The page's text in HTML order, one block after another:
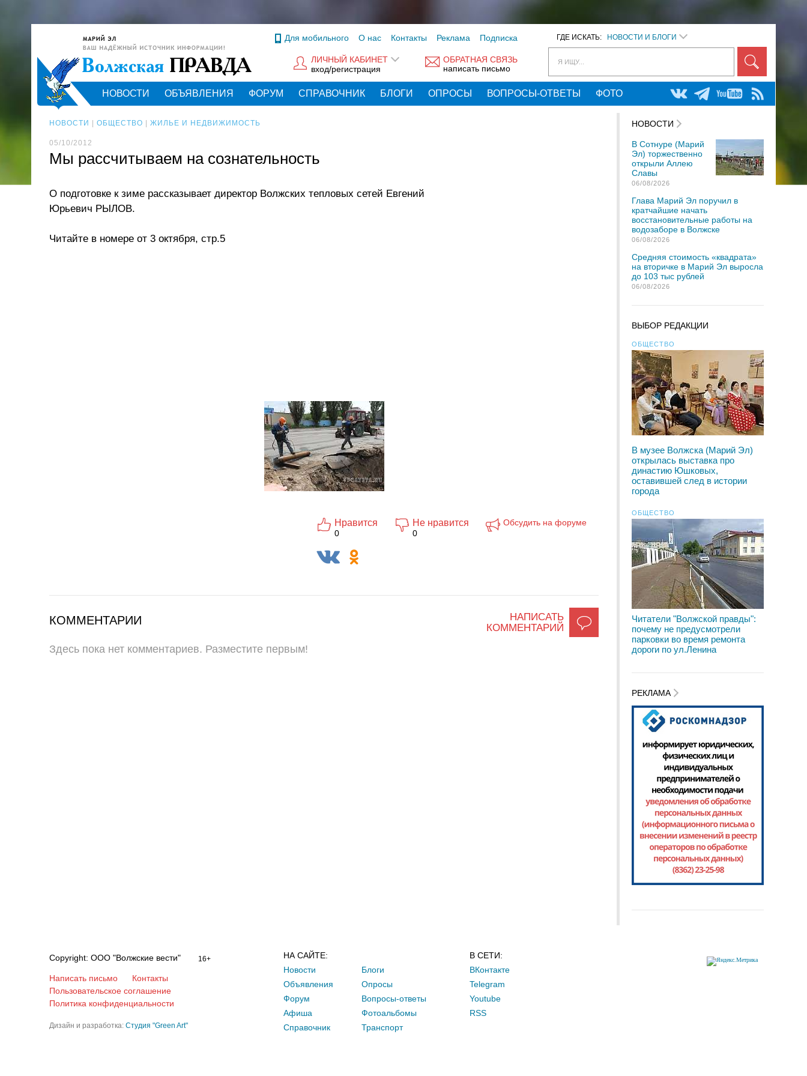
ГДЕ ИСКАТЬ: НОВОСТИ И БЛОГИ
Я ИЩУ...
Для мобильного О нас Контакты Реклама Подписка
ОБРАТНАЯ СВЯЗЬ
написать письмо
ЛИЧНЫЙ КАБИНЕТ
вход/регистрация
НОВОСТИ ОБЪЯВЛЕНИЯ ФОРУМ СПРАВОЧНИК БЛОГИ ОПРОСЫ ВОПРОСЫ-ОТВЕТЫ ФОТО
НОВОСТИ ОБЩЕСТВО ЖИЛЬЕ И НЕДВИЖИМОСТЬ
05/10/2012
Мы рассчитываем на сознательность
О подготовке к зиме рассказывает директор Волжских тепловых сетей Евгений
Юрьевич РЫЛОВ.
Читайте в номере от 3 октября, стр.5
Нравится
0
Не нравится
0
Обсудить на форуме
НАПИСАТЬ
КОММЕНТАРИЙ
КОММЕНТАРИИ
Здесь пока нет комментариев. Разместите первым!
НОВОСТИ
В Сотнуре (Марий
Эл) торжественно
открыли Аллею
Славы
06/08/2026
Глава Марий Эл поручил в
кратчайшие начать
восстановительные работы на
водозаборе в Волжске
06/08/2026
Средняя стоимость «квадрата»
на вторичке в Марий Эл выросла
до 103 тыс рублей
06/08/2026
ВЫБОР РЕДАКЦИИ
ОБЩЕСТВО
В музее Волжска (Марий Эл)
открылась выставка про
династию Юшковых,
оставившей след в истории
города
ОБЩЕСТВО
Читатели "Волжской правды":
почему не предусмотрели
парковки во время ремонта
дороги по ул.Ленина
РЕКЛАМА
Copyright: ООО "Волжские вести" 16+
Написать письмо
Контакты
Пользовательское соглашение
Политика конфиденциальности
Дизайн и разработка: Студия "Green Art"
НА САЙТЕ:
Новости
Объявления
Форум
Афиша
Справочник
Блоги
Опросы
Вопросы-ответы
Фотоальбомы
Транспорт
В СЕТИ:
ВКонтакте
Telegram
Youtube
RSS